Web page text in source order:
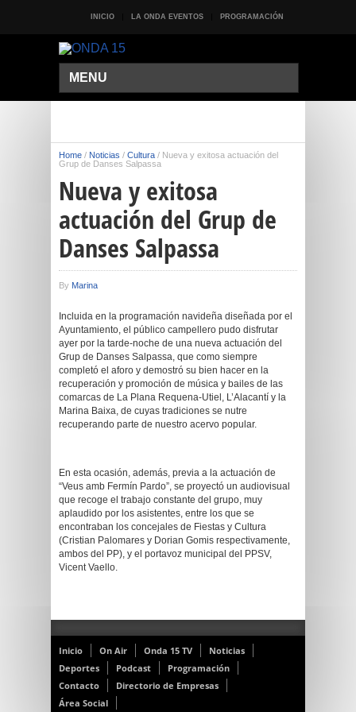
INICIO LA ONDA EVENTOS PROGRAMACIÓN
MENU
Home / Noticias / Cultura / Nueva y exitosa actuación del
Grup de Danses Salpassa
Nueva y exitosa
actuación del Grup de
Danses Salpassa
By Marina
Incluida en la programación navideña diseñada por el
Ayuntamiento, el público campellero pudo disfrutar
ayer por la tarde-noche de una nueva actuación del
Grup de Danses Salpassa, que como siempre
completó el aforo y demostró su bien hacer en la
recuperación y promoción de música y bailes de las
comarcas de La Plana Requena-Utiel, L’Alacantí y la
Marina Baixa, de cuyas tradiciones se nutre
recuperando parte de nuestro acervo popular.
En esta ocasión, además, previa a la actuación de
“Veus amb Fermín Pardo”, se proyectó un audiovisual
que recoge el trabajo constante del grupo, muy
aplaudido por los asistentes, entre los que se
encontraban los concejales de Fiestas y Cultura
(Cristian Palomares y Dorian Gomis respectivamente,
ambos del PP), y el portavoz municipal del PPSV,
Vicent Vaello.
Inicio On Air Onda 15 TV
Noticias
Deportes
Podcast
Programación
Contacto
Directorio de Empresas
Área Social